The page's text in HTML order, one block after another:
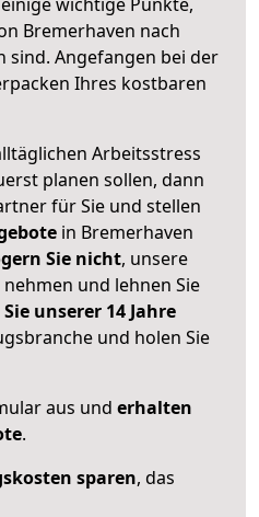
Bremerhaven nach
sind. Angefangen bei der
Ihres kostbaren
Arbeitsstress
planen sollen, dann
für Sie und stellen
in Bremerhaven
Sie nicht, unsere
und lehnen Sie
unserer 14 Jahre
und holen Sie
aus und erhalten
.
sparen, das